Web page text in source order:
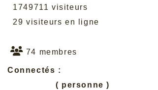
1749711 visiteurs
29 visiteurs en ligne
74 membres
Connectés :
( personne )